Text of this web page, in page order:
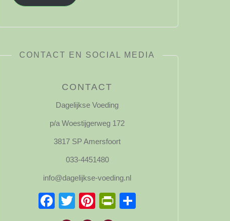
CONTACT EN SOCIAL MEDIA
CONTACT
Dagelijkse Voeding
p/a Woestijgerweg 172
3817 SP Amersfoort
033-4451480
info@dagelijkse-voeding.nl
Facebook
TwitterPinterest
PrintFriendly